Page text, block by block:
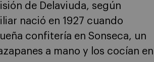
de Delaviuda, según
nació en 1927 cuando
confitería en Sonseca, un
a mano y los cocían en